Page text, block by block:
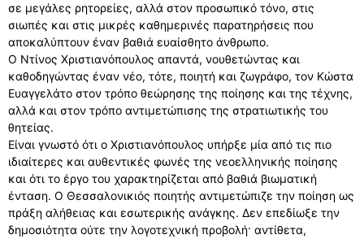
σε μεγάλες ρητορείες, αλλά στον προσωπικό τόνο, στις
σιωπές και στις μικρές καθημερινές παρατηρήσεις που
αποκαλύπτουν έναν βαθιά ευαίσθητο άνθρωπο.
Ο Ντίνος Χριστιανόπουλος απαντά, νουθετώντας και
καθοδηγώντας έναν νέο, τότε, ποιητή και ζωγράφο, τον Κώστα
Ευαγγελάτο στον τρόπο θεώρησης της ποίησης και της τέχνης,
αλλά και στον τρόπο αντιμετώπισης της στρατιωτικής του
θητείας.
Είναι γνωστό ότι ο Χριστιανόπουλος υπήρξε μία από τις πιο
ιδιαίτερες και αυθεντικές φωνές της νεοελληνικής ποίησης
και ότι το έργο του χαρακτηρίζεται από βαθιά βιωματική
ένταση. Ο Θεσσαλονικιός ποιητής αντιμετώπιζε την ποίηση ως
πράξη αλήθειας και εσωτερικής ανάγκης. Δεν επεδίωξε την
δημοσιότητα ούτε την λογοτεχνική προβολή· αντίθετα,